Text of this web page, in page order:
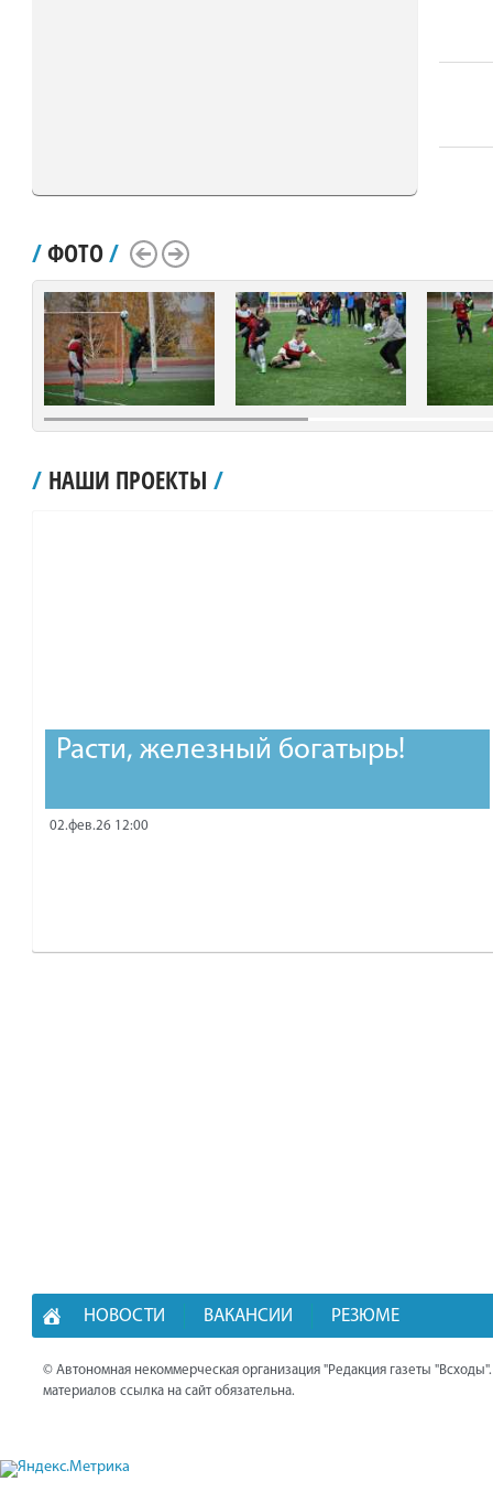
/ФОТО/
Scroll LeftScroll Right
/ НАШИ ПРОЕКТЫ /
Расти, железный богатырь!
02.фев.26 12:00
НОВОСТИ ВАКАНСИИ РЕЗЮМЕ
© Автономная некоммерческая организация "Редакция газеты
материалов ссылка на сайт обязательна.